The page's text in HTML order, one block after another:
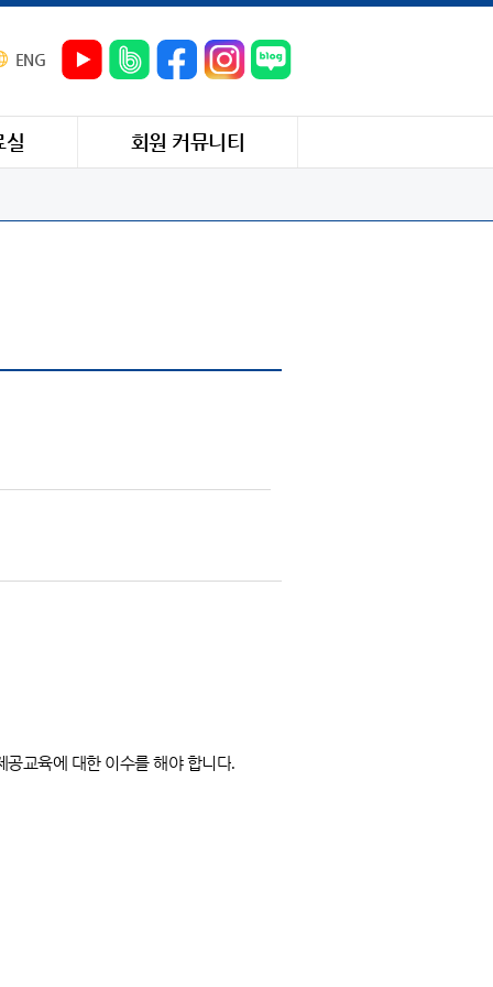
ENG
실 회원 커뮤니티
공교육에 대한 이수를 해야 합니다.